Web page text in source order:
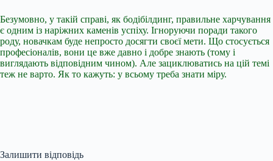
Безумовно, у такій справі, як бодібілдинг, правильне харчування
є одним із наріжних каменів успіху. Ігноруючи поради такого
роду, новачкам буде непросто досягти своєї мети. Що стосується
професіоналів, вони це вже давно і добре знають (тому і
виглядають відповідним чином). Але зациклюватись на цій темі
теж не варто. Як то кажуть: у всьому треба знати міру.
Залишити відповідь